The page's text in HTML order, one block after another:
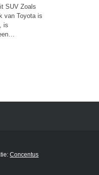
SUV Zoals
van Toyota is
is
Concentus